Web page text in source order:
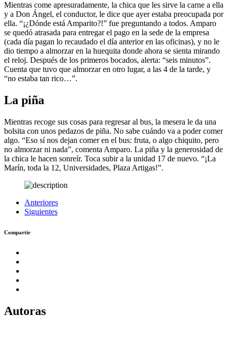
Mientras come apresuradamente, la chica que les sirve la carne a ella
y a Don Ángel, el conductor, le dice que ayer estaba preocupada por
ella. “¡¿Dónde está Amparito?!” fue preguntando a todos. Amparo
se quedó atrasada para entregar el pago en la sede de la empresa
(cada día pagan lo recaudado el día anterior en las oficinas), y no le
dio tiempo a almorzar en la huequita donde ahora se sienta mirando
el reloj. Después de los primeros bocados, alerta: “seis minutos”.
Cuenta que tuvo que almorzar en otro lugar, a las 4 de la tarde, y
“no estaba tan rico…”.
La piña
Mientras recoge sus cosas para regresar al bus, la mesera le da una
bolsita con unos pedazos de piña. No sabe cuándo va a poder comer
algo. “Eso sí nos dejan comer en el bus: fruta, o algo chiquito, pero
no almorzar ni nada”, comenta Amparo. La piña y la generosidad de
la chica le hacen sonreír. Toca subir a la unidad 17 de nuevo. “¡La
Marín, toda la 12, Universidades, Plaza Artigas!”.
Anteriores
Siguientes
Compartir
Autoras